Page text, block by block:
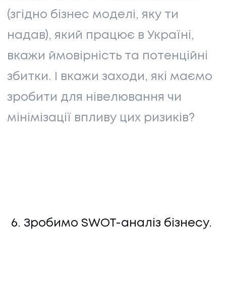
(згідно бізнес моделі, яку ти
надав), який працює в Україні,
вкажи ймовірність та потенційні
збитки. І вкажи заходи, які маємо
зробити для нівелювання чи
мінімізації впливу цих ризиків?
Зробимо SWOT-аналіз бізнесу.